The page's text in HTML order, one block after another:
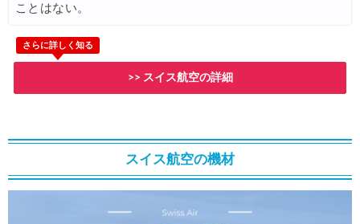
07/10 JTB) 夏旅タイムセール
楽天トラベル) 海外ツアー 最大30,000円OFFクーポン
07/07 HIS) 海外航空券 最大20,000円OFFクーポン
07/07 Trip.com) 航空券+ホテル 最大5,000円OFFクーポン
ことはない。
さらに詳しく知る
>> スイス航空の詳細
スイス航空の機材